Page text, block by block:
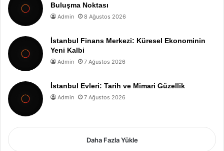
Buluşma Noktası
Admin 8 Ağustos 2026
İstanbul Finans Merkezi: Küresel Ekonominin
Yeni Kalbi
Admin 7 Ağustos 2026
İstanbul Evleri: Tarih ve Mimari Güzellik
Admin 7 Ağustos 2026
Daha Fazla Yükle